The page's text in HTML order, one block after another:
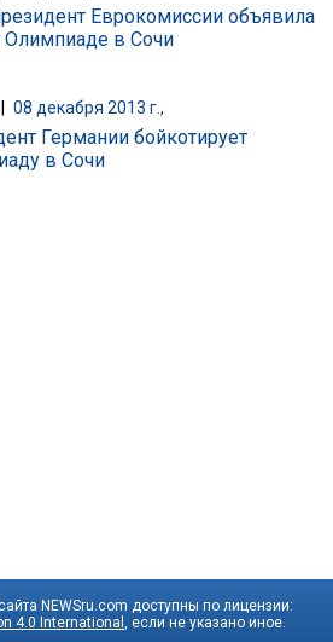
Еврокомиссии объявила
Олимпиаде в Сочи
08 декабря 2013 г.,
Германии бойкотирует
в Сочи
NEWSru.com доступны по лицензии:
4.0 International , если не указано иное.